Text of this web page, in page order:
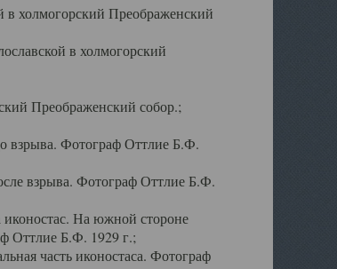
холмогорский Преображенский
в холмогорский
Преображенский собор.;
взрыва. Фотограф Оттлие Б.Ф.
взрыва. Фотограф Оттлие Б.Ф.
На южной стороне
Оттлие Б.Ф. 1929 г.;
часть иконостаса. Фотограф